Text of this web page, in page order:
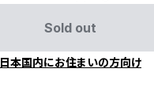
Sold out
日本国内にお住まいの方向け